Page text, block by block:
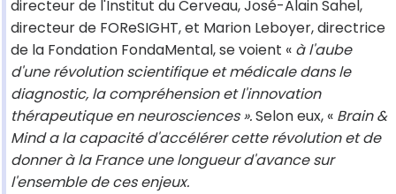
directeur de l'Institut du Cerveau, José-Alain Sahel,
directeur de FOReSIGHT, et Marion Leboyer, directrice
de la Fondation FondaMental, se voient « à l'aube
d'une révolution scientifique et médicale dans le
diagnostic, la compréhension et l'innovation
thérapeutique en neurosciences ».Selon eux, « Brain &
Mind a la capacité d'accélérer cette révolution et de
donner à la France une longueur d'avance sur
l'ensemble de ces enjeux.